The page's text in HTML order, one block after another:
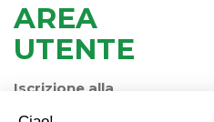
AREA
UTENTE
Iscrizione alla
Newsletter